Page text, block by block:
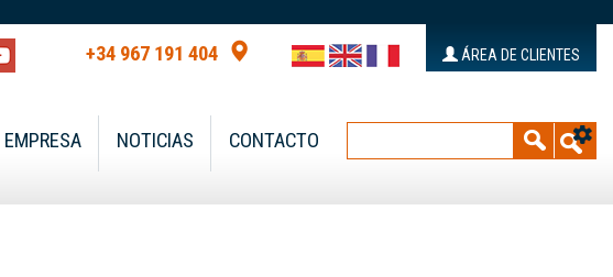
+34 967 191 404 ÁREA DE CLIENTES
EMPRESA NOTICIAS CONTACTO